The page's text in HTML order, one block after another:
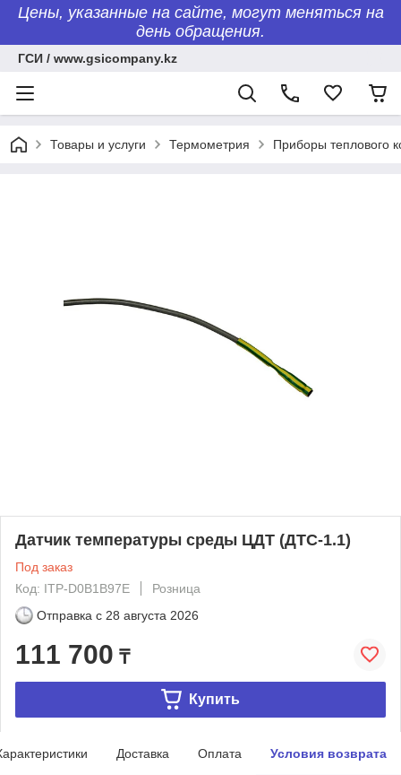
Цены, указанные на сайте, могут меняться на
день обращения.
ГСИ / www.gsicompany.kz
Товары и услуги Термометрия Приборы теплового
Датчик температуры среды ЦДТ (ДТС-1.1)
Под заказ
Код: ITP-D0B1B97E
Розница
Отправка с 28 августа 2026
111 700 ₸
Купить
Доставка Оплата Условия возврата